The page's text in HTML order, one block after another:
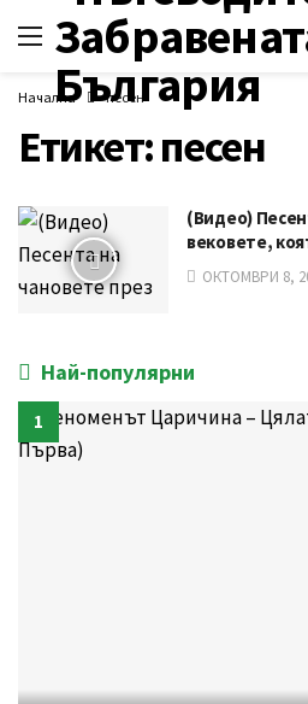
Начална песен
Етикет:песен
(Видео)
вековете,
ОКТОМВРИ 8,
Най-популярни